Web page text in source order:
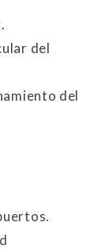
del
del